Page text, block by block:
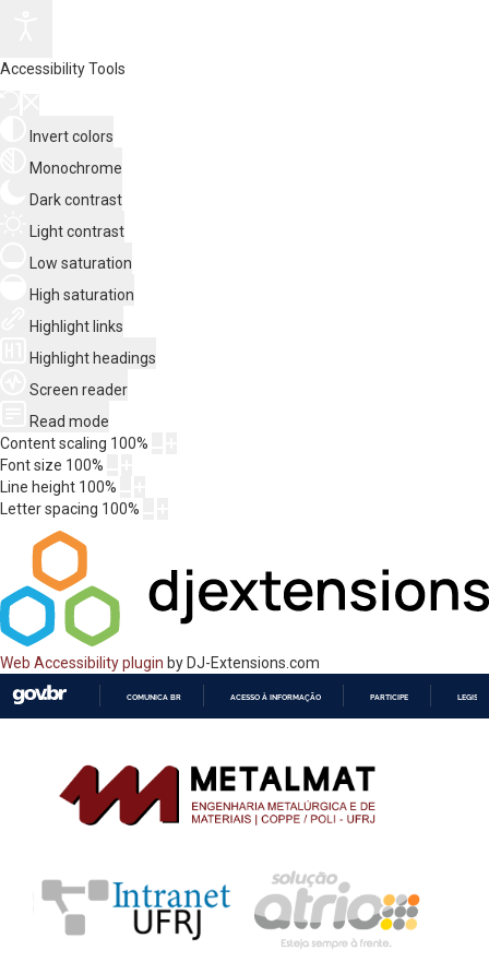
Accessibility Tools
Invert colors
Monochrome
Dark contrast
Light contrast
Low saturation
High saturation
Highlight links
Highlight headings
Screen reader
Read mode
Content scaling 100%
Font size 100%
Line height 100%
Letter spacing 100%
Web Accessibility plugin by DJ-Extensions.com
CONTEÚDO
COMUNICA BR ACESSO À INFORMAÇÃO PARTICIPE